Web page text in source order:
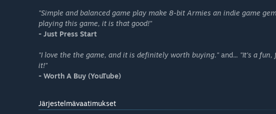
"Simple and balanced game play make 8-bit Armies an indie game
playing this game, it is that good!"
- Just Press Start
"I love the the game, and it is definitely worth buying." and... "It's a fun,
it!"
- Worth A Buy (YouTube)
Järjestelmävaatimukset